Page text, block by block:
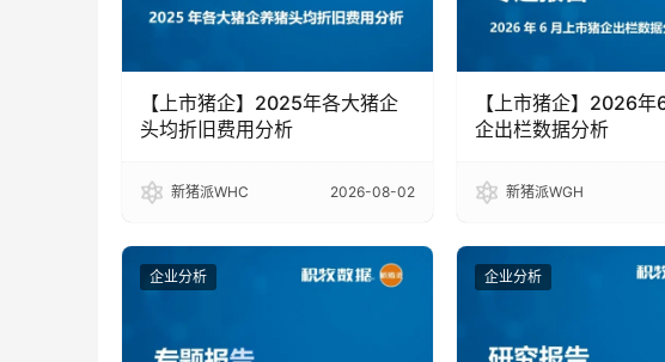
【上市猪企】2025年各大猪企
头均折旧费用分析
新猪派WHC 2026-08-02
【上市猪企】2026
企出栏数据分析
新猪派WGH
企业分析 企业分析